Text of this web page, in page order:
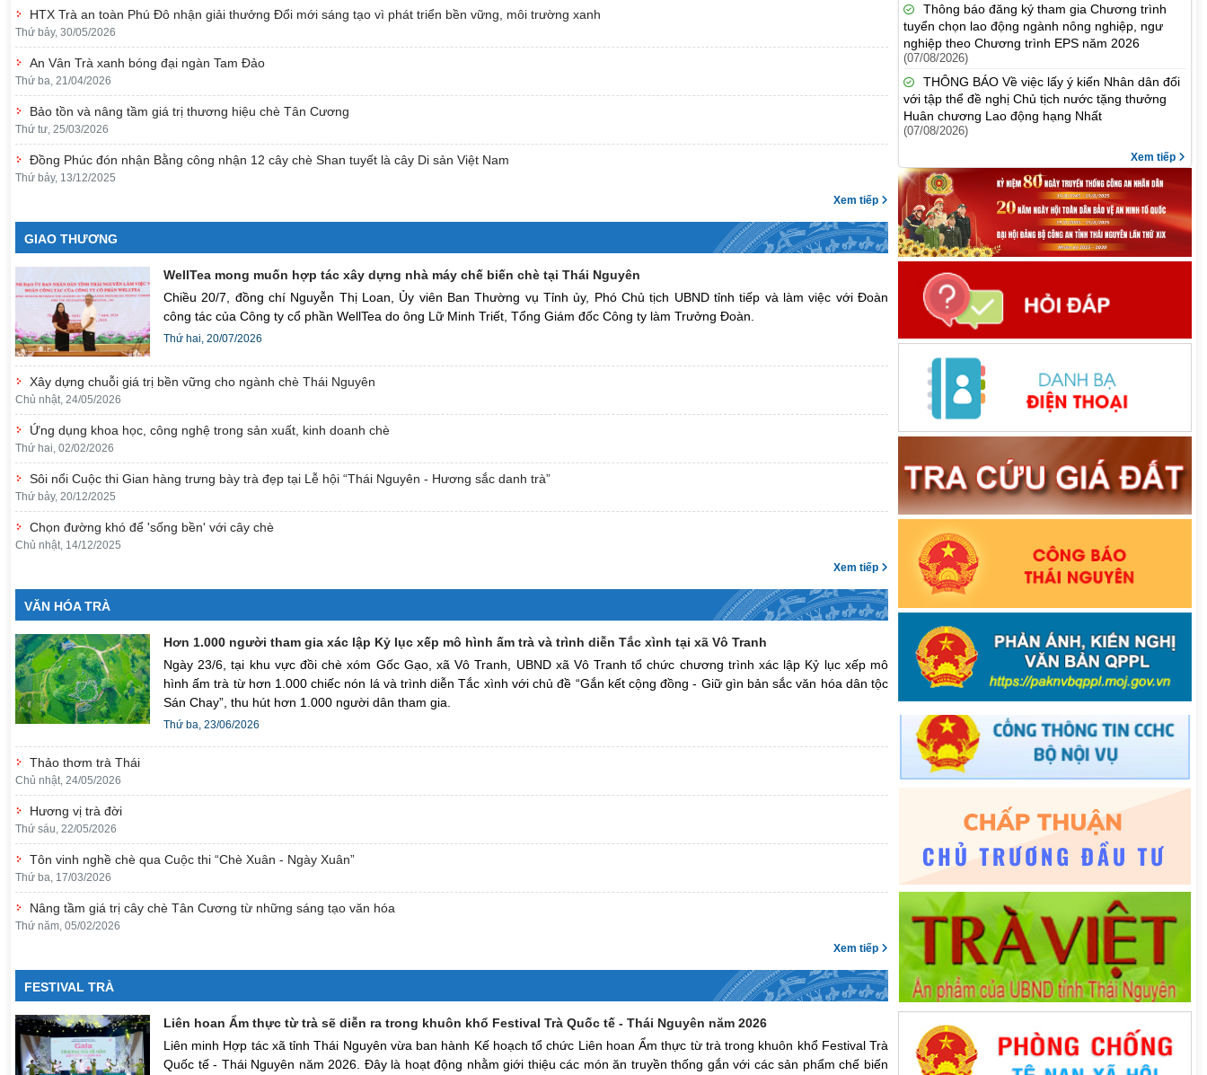
HTX Trà an toàn Phú Đô nhận giải thưởng Đổi mới sáng tạo vì phát triển bền vững, môi trường xanh
Thứ bảy, 30/05/2026
An Vân Trà xanh bóng đại ngàn Tam Đảo
Thứ ba, 21/04/2026
Bảo tồn và nâng tầm giá trị thương hiệu chè Tân Cương
Thứ tư, 25/03/2026
Đồng Phúc đón nhận Bằng công nhận 12 cây chè Shan tuyết là cây Di sản Việt Nam
Thứ bảy, 13/12/2025
Xem tiếp
GIAO THƯƠNG
WellTea mong muốn hợp tác xây dựng nhà máy chế biến chè tại Thái Nguyên
Chiều 20/7, đồng chí Nguyễn Thị Loan, Ủy viên Ban Thường vụ Tỉnh ủy, Phó Chủ tịch UBND tỉnh tiếp và làm việc với Đoàn
công tác của Công ty cổ phần WellTea do ông Lữ Minh Triết, Tổng Giám đốc Công ty làm Trưởng Đoàn.
Thứ hai, 20/07/2026
Xây dựng chuỗi giá trị bền vững cho ngành chè Thái Nguyên
Chủ nhật, 24/05/2026
Ứng dụng khoa học, công nghệ trong sản xuất, kinh doanh chè
Thứ hai, 02/02/2026
Sôi nổi Cuộc thi Gian hàng trưng bày trà đẹp tại Lễ hội “Thái Nguyên - Hương sắc danh trà”
Thứ bảy, 20/12/2025
Chọn đường khó để 'sống bền' với cây chè
Chủ nhật, 14/12/2025
Xem tiếp
VĂN HÓA TRÀ
Hơn 1.000 người tham gia xác lập Kỷ lục xếp mô hình ấm trà và trình diễn Tắc xình tại xã Vô Tranh
Ngày 23/6, tại khu vực đồi chè xóm Gốc Gạo, xã Vô Tranh, UBND xã Vô Tranh tổ chức chương trình xác lập Kỷ lục xếp mô
hình ấm trà từ hơn 1.000 chiếc nón lá và trình diễn Tắc xình với chủ đề “Gắn kết cộng đồng - Giữ gìn bản sắc văn hóa dân tộc
Sán Chay”, thu hút hơn 1.000 người dân tham gia.
Thứ ba, 23/06/2026
Thảo thơm trà Thái
Chủ nhật, 24/05/2026
Hương vị trà đời
Thứ sáu, 22/05/2026
Tôn vinh nghề chè qua Cuộc thi “Chè Xuân - Ngày Xuân”
Thứ ba, 17/03/2026
Nâng tầm giá trị cây chè Tân Cương từ những sáng tạo văn hóa
Thứ năm, 05/02/2026
Xem tiếp
FESTIVAL TRÀ
Liên hoan Ẩm thực từ trà sẽ diễn ra trong khuôn khổ Festival Trà Quốc tế - Thái Nguyên năm 2026
Liên minh Hợp tác xã tỉnh Thái Nguyên vừa ban hành Kế hoạch tổ chức Liên hoan Ẩm thực từ trà trong khuôn khổ Festival Trà
Quốc tế - Thái Nguyên năm 2026. Đây là hoạt động nhằm giới thiệu các món ăn truyền thống gắn với các sản phẩm chế biến
Thông báo đăng ký tham gia Chương trình
tuyển chọn lao động ngành nông nghiệp, ngư
nghiệp theo Chương trình EPS năm 2026
(07/08/2026)
THÔNG BÁO Về việc lấy ý kiến Nhân dân đối
với tập thể đề nghị Chủ tịch nước tặng thưởng
Huân chương Lao động hạng Nhất
(07/08/2026)
Xem tiếp